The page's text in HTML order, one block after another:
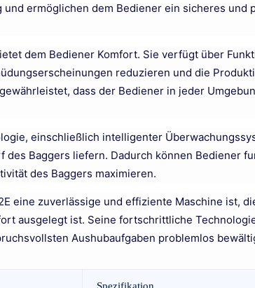
ermöglichen dem Bediener ein sicheres und
dem Bediener Komfort. Sie verfügt über
reduzieren und die
dass der Bediener in jeder
einschließlich intelligenter
Baggers liefern. Dadurch können Bediener
des Baggers maximieren.
eine zuverlässige und effiziente Maschine ist,
ausgelegt ist. Seine fortschrittliche
Aushubaufgaben problemlos